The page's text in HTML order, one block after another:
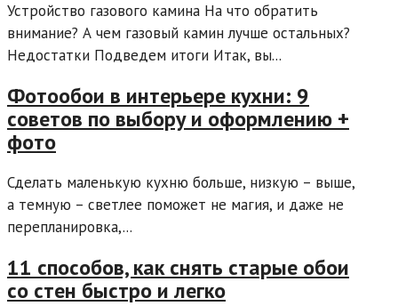
Устройство газового камина На что обратить
внимание? А чем газовый камин лучше остальных?
Недостатки Подведем итоги Итак, вы...
Фотообои в интерьере кухни: 9
советов по выбору и оформлению +
фото
Сделать маленькую кухню больше, низкую – выше,
а темную – светлее поможет не магия, и даже не
перепланировка,...
11 способов, как снять старые обои
со стен быстро и легко